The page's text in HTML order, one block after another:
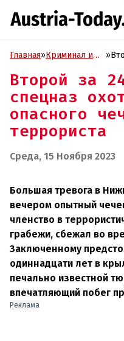
Главная»Криминал и
»
Второй за
спецназ
опасного
террориста
Среда, 15 Ноября 2023
Большая тревога в
вечером опытный
членство в
грабежи, сбежал во
Заключенному
одиннадцати лет в
печально известной
впечатляющий побег
Реклама